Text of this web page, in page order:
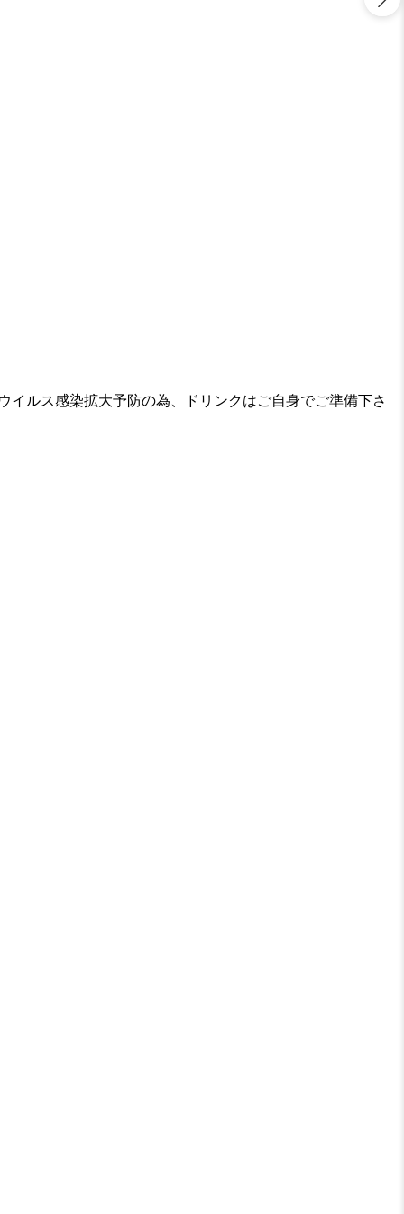
ルス感染拡大予防の為、ドリンクはご自身でご準備下さ